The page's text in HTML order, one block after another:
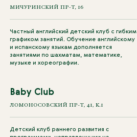
МИЧУРИНСКИЙ ПР-Т, 16
Частный английский детский клуб с гибким
графиком занятий. Обучение английскому
и испанскому языкам дополняется
занятиями по шахматам, математике,
музыке и хореографии.
Baby Club
ЛОМОНОСОВСКИЙ ПР-Т, 41, К.1
Детский клуб раннего развития с